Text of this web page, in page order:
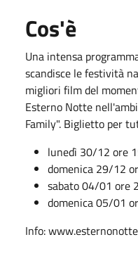
Cos'è
Una intensa
scandisce le festività
migliori film del
Esterno Notte
Family". Biglietto per
lunedì 30/12 ore
domenica 29/12
sabato 04/01 ore
domenica 05/01
Info: